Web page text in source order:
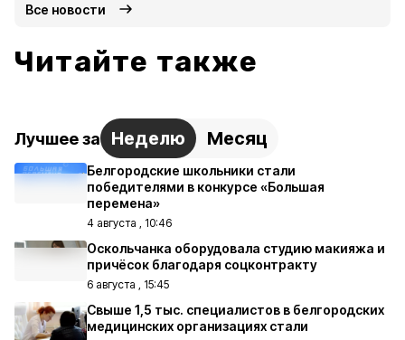
Все новости
Читайте также
Лучшее за Неделю Месяц
Белгородские школьники стали
победителями в конкурсе «Большая
перемена»
4 августа , 10:46
Оскольчанка оборудовала студию макияжа и
причёсок благодаря соцконтракту
6 августа , 15:45
Свыше 1,5 тыс. специалистов в белгородских
медицинских организациях стали